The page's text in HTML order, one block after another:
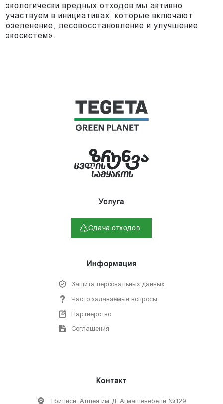
экологически вредных отходов мы активно
участвуем в инициативах, которые включают
озеленение, лесовосстановление и улучшение
экосистем».
Услуга
Сдача отходов
Информация
Защита персональных данных
Часто задаваемые вопросы
Партнерство
Соглашения
Контакт
Тбилиси, Аллея им. Д. Агмашенебели №129